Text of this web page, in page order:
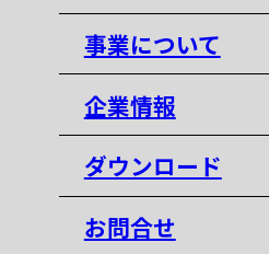
事業について
企業情報
ダウンロード
お問合せ